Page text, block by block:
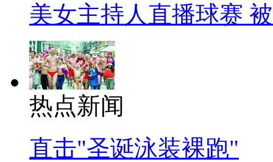
美女主持人直播球赛
热点新闻
直击"圣诞泳装裸跑"